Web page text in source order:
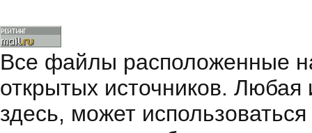
Все файлы расположенные
открытых источников.
здесь, может